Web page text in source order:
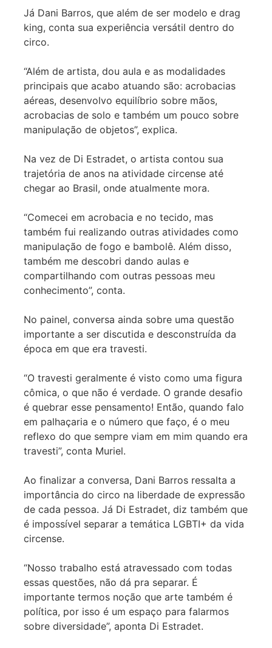
Já Dani Barros, que além de ser modelo e drag
king, conta sua experiência versátil dentro do
circo.
“Além de artista, dou aula e as modalidades
principais que acabo atuando são: acrobacias
aéreas, desenvolvo equilíbrio sobre mãos,
acrobacias de solo e também um pouco sobre
manipulação de objetos”, explica.
Na vez de Di Estradet, o artista contou sua
trajetória de anos na atividade circense até
chegar ao Brasil, onde atualmente mora.
“Comecei em acrobacia e no tecido, mas
também fui realizando outras atividades como
manipulação de fogo e bambolê. Além disso,
também me descobri dando aulas e
compartilhando com outras pessoas meu
conhecimento”, conta.
No painel, conversa ainda sobre uma questão
importante a ser discutida e desconstruída da
época em que era travesti.
“O travesti geralmente é visto como uma figura
cômica, o que não é verdade. O grande desafio
é quebrar esse pensamento! Então, quando falo
em palhaçaria e o número que faço, é o meu
reflexo do que sempre viam em mim quando era
travesti”, conta Muriel.
Ao finalizar a conversa, Dani Barros ressalta a
importância do circo na liberdade de expressão
de cada pessoa. Já Di Estradet, diz também que
é impossível separar a temática LGBTI+ da vida
circense.
“Nosso trabalho está atravessado com todas
essas questões, não dá pra separar. É
importante termos noção que arte também é
política, por isso é um espaço para falarmos
sobre diversidade”, aponta Di Estradet.